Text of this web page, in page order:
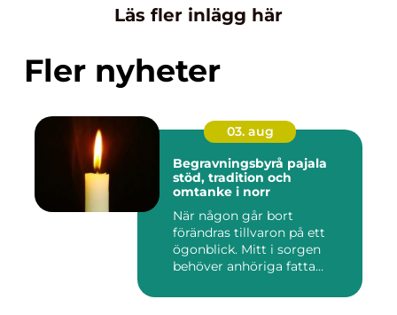
Läs fler inlägg här
Fler nyheter
03. aug
Begravningsbyrå pajala
stöd, tradition och
omtanke i norr
När någon går bort
förändras tillvaron på ett
ögonblick. Mitt i sorgen
behöver anhöriga fatta